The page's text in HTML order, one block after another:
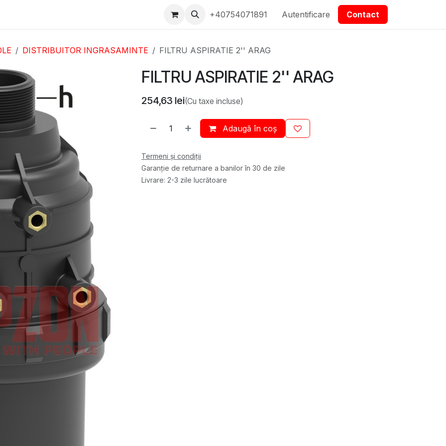
Messenger Departmanet Piese Contactați-ne
+40754071891 Autentificare Contact
DISTRIBUITOR INGRASAMINTE FILTRU ASPIRATIE 2'' ARAG
FILTRU ASPIRATIE 2'' ARAG
254,63 lei(Cu taxe incluse)
Adaugă în coș
Termeni și condiții
Garanție de returnare a banilor în 30 de zile
Livrare: 2-3 zile lucrătoare